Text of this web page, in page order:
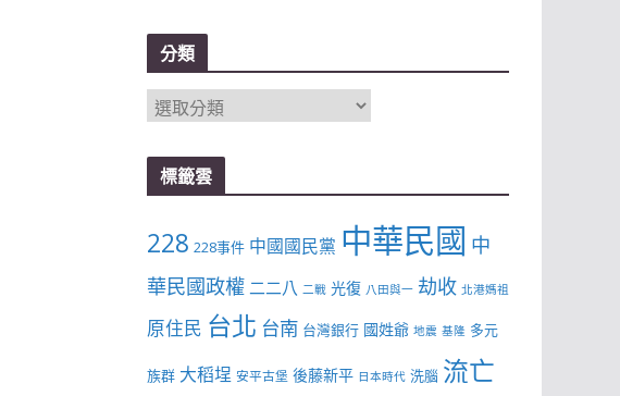
分類
分
類
標籤雲
228 228事件 中國國民黨 中華民國 中
華民國政權 二二八 二戰 光復 八田與一 劫收 北港媽祖
原住民 台北 台南 台灣銀行 國姓爺 地震 基隆 多元
族群 大稻埕 安平古堡 後藤新平 日本時代 洗腦 流亡